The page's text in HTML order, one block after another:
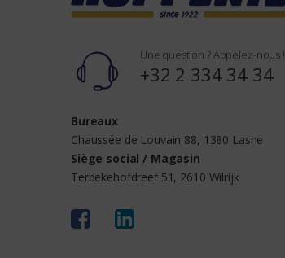
Une question ? Appelez-nous !
+32 2 334 34 34
Bureaux
Chaussée de Louvain 88, 1380 Lasne
Siège social / Magasin
Terbekehofdreef 51, 2610 Wilrijk